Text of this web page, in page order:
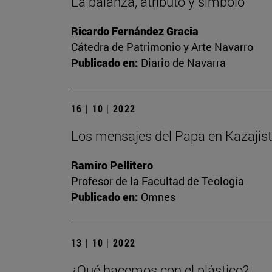
Ricardo Fernández Gracia
Cátedra de Patrimonio y Arte Navarro
Publicado en: Diario de Navarra
16 | 10 | 2022
Los mensajes del Papa en
Ramiro Pellitero
Profesor de la Facultad de Teología
Publicado en: Omnes
13 | 10 | 2022